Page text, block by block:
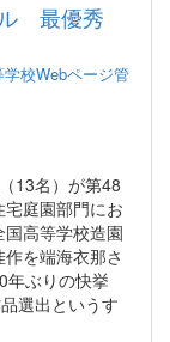
ル 最優秀
校Webページ管
13名）が第48
庭園部門にお
高等学校造園
を端海衣那さ
年ぶりの快挙
選出というす